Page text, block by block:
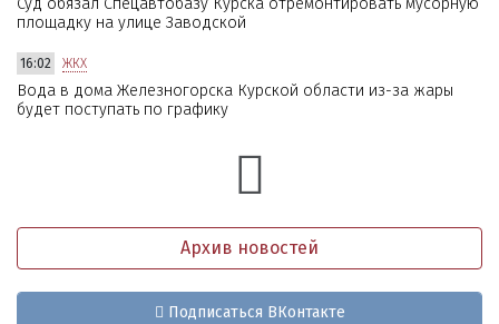
площадку на улице Заводской
16:02 ЖКХ
Вода в дома Железногорска Курской области из-за жары
будет поступать по графику
Архив новостей
Подписаться ВКонтакте